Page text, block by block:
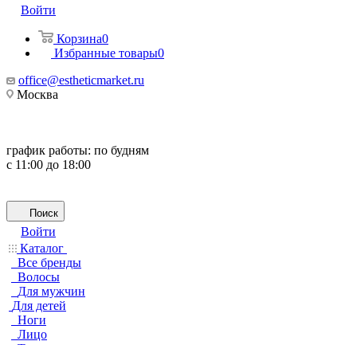
Войти
Корзина0
Избранные товары0
office@estheticmarket.ru
Москва
график работы: по будням
с 11:00 до 18:00
Поиск
Войти
Каталог
Все бренды
Волосы
Для мужчин
Для детей
Ноги
Лицо